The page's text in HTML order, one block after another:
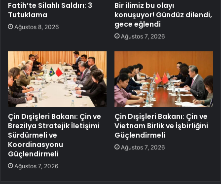
Fatih’te Silahlı Saldırı: 3
Tutuklama
Ağustos 8, 2026
Bir ilimiz bu olayı
konuşuyor! Gündüz dilendi,
gece eğlendi
Ağustos 7, 2026
Çin Dışişleri Bakanı: Çin ve
Brezilya Stratejik İletişimi
Sürdürmeli ve
Koordinasyonu
Güçlendirmeli
Ağustos 7, 2026
Çin Dışişleri Bakanı: Çin ve
Vietnam Birlik ve İşbirliğini
Güçlendirmeli
Ağustos 7, 2026